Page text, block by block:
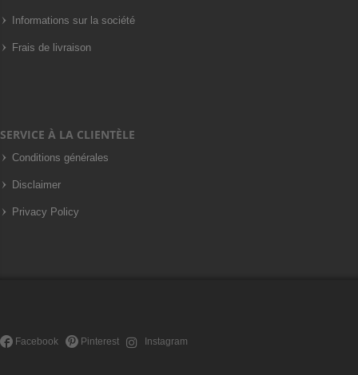
Informations sur la société
Frais de livraison
SERVICE À LA CLIENTÈLE
Conditions générales
Disclaimer
Privacy Policy
Facebook Pinterest Instagram